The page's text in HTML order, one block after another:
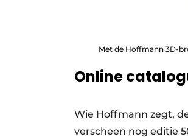
Met de Hoffmann 3D-
Online
Wie Hoffmann zegt,
verscheen nog editie